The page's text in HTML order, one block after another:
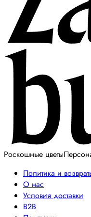
Роскошные цветы
Политика и
О нас
Условия доставки
B2B